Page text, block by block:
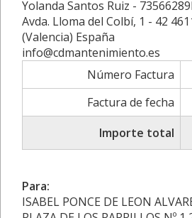
Yolanda Santos Ruiz -
Avda. Lloma del Colbí, 1 - 42
(Valencia) España
info@cdmantenimiento.es
Número Factura
Factura de fecha
Importe total
Para:
ISABEL PONCE DE LEON